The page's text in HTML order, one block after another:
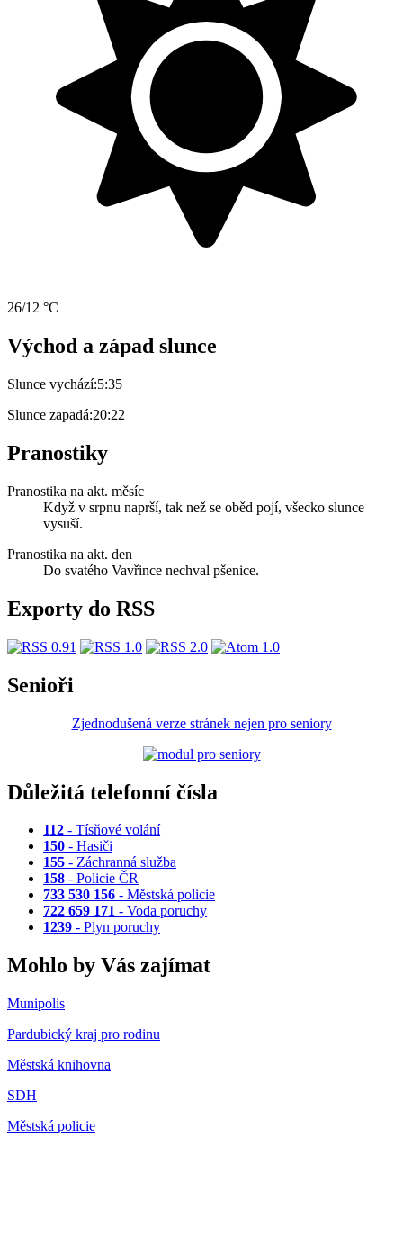
26/12 °C
Východ a západ slunce
Slunce vychází:5:35
Slunce zapadá:20:22
Pranostiky
Pranostika na akt. měsíc
Když v srpnu naprší, tak než se oběd pojí, všecko slunce
vysuší.
Pranostika na akt. den
Do svatého Vavřince nechval pšenice.
Exporty do RSS
Senioři
Zjednodušená verze stránek nejen pro seniory
Důležitá telefonní čísla
112 - Tísňové volání
150 - Hasiči
155 - Záchranná služba
158 - Policie ČR
733 530 156 - Městská policie
722 659 171 - Voda poruchy
1239 - Plyn poruchy
Mohlo by Vás zajímat
Munipolis
Pardubický kraj pro rodinu
Městská knihovna
SDH
Městská policie